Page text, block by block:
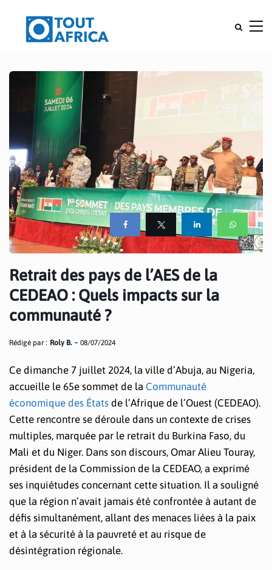
Retrait des pays de l’AES de la
CEDEAO : Quels impacts sur la
communauté ?
Rédigé par : Roly B. 08/07/2024
Ce dimanche 7 juillet 2024, la ville d’Abuja, au Nigeria,
accueille le 65e sommet de la Communauté
économique des États de l’Afrique de l’Ouest (CEDEAO).
Cette rencontre se déroule dans un contexte de crises
multiples, marquée par le retrait du Burkina Faso, du
Mali et du Niger. Dans son discours, Omar Alieu Touray,
président de la Commission de la CEDEAO, a exprimé
ses inquiétudes concernant cette situation. Il a souligné
que la région n’avait jamais été confrontée à autant de
défis simultanément, allant des menaces liées à la paix
et à la sécurité à la pauvreté et au risque de
désintégration régionale.